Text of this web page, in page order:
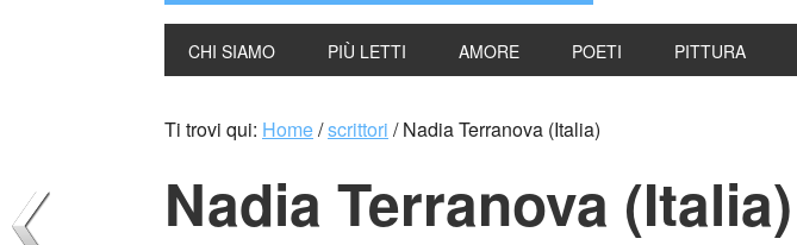
CHI SIAMO PIÙ LETTI AMORE POETI PITTURA
Ti trovi qui: Home/scrittori /Nadia Terranova (Italia)
Nadia Terranova (Italia)